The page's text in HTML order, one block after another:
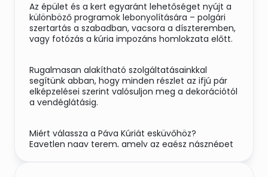
Az épület és a kert egyaránt lehetőséget nyújt a
különböző programok lebonyolítására – polgári
szertartás a szabadban, vacsora a díszteremben,
vagy fotózás a kúria impozáns homlokzata előtt.
Rugalmasan alakítható szolgáltatásainkkal
segítünk abban, hogy minden részlet az ifjú pár
elképzelései szerint valósuljon meg a dekorációtól
a vendéglátásig.
Miért válassza a Páva Kúriát esküvőhöz?
Egyetlen nagy terem, amely az egész násznépet